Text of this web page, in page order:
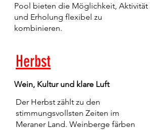
Pool bieten die Möglichkeit, Aktivität
und Erholung flexibel zu
kombinieren.
Herbst
Wein, Kultur und klare Luft
Der Herbst zählt zu den
stimmungsvollsten Zeiten im
Meraner Land. Weinberge färben